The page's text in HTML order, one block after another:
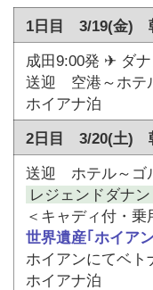
1日目 3/19(金)
成田9:00発 ✈ ダ
送迎 空港～ホテ
ホイアナ泊
2日目 3/20(土)
送迎 ホテル～ゴ
レジェンドダナ
＜キャディ付・乗
世界遺産｢ホイア
ホイアンにてベト
ホイアナ泊